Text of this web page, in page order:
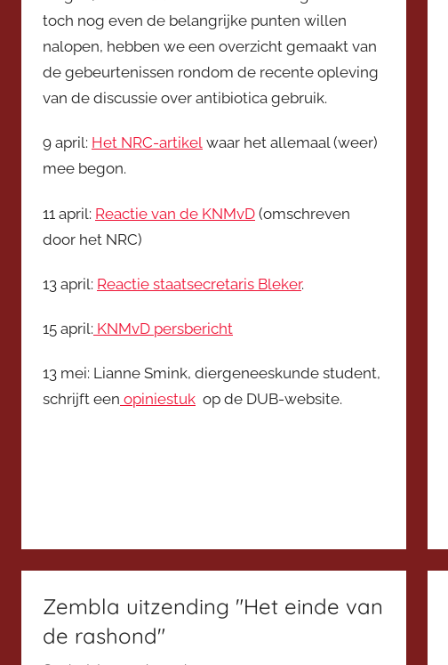
V
i
c
e
o
z
r
toch nog even de belangrijke punten willen
nalopen, hebben we een overzicht gemaakt van
de gebeurtenissen rondom de recente opleving
van de discussie over antibiotica gebruik.
9 april: Het NRC-artikel waar het allemaal (weer)
mee begon.
11 april: Reactie van de KNMvD (omschreven
door het NRC)
13 april: Reactie staatsecretaris Bleker.
15 april: KNMvD persbericht
13 mei: Lianne Smink, diergeneeskunde student,
schrijft een opiniestuk op de DUB-website.
Zembla uitzending "Het einde van
de rashond"